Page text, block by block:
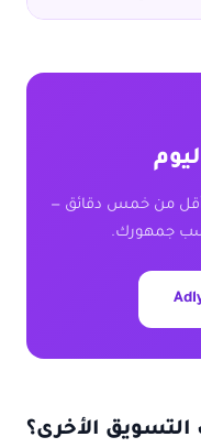
أقل من خمس دقائق —
جمهورك.